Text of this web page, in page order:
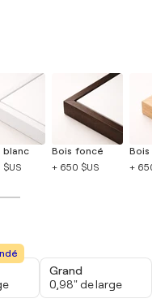
blanc
Bois foncé
+ 650 $US
Bois
+ 650
Grand
0,98" de large